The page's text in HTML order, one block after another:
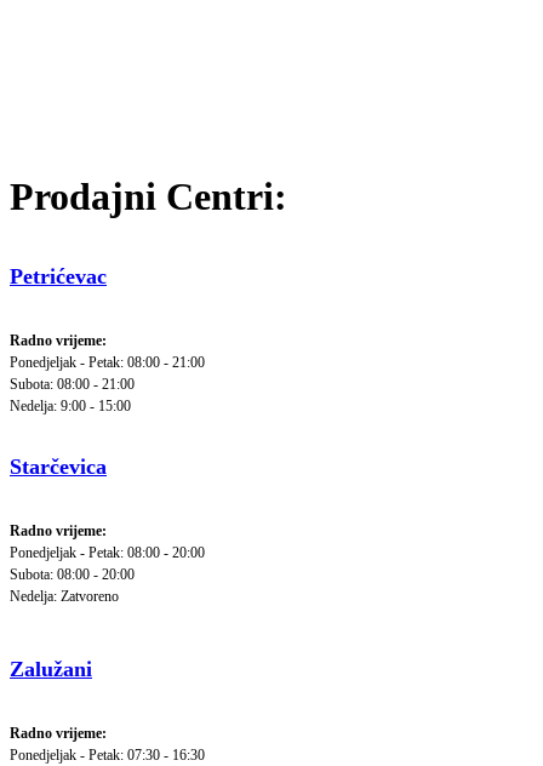
Prodajni Centri:
Petrićevac
Radno vrijeme:
Ponedjeljak - Petak: 08:00 - 21:00
Subota: 08:00 - 21:00
Nedelja: 9:00 - 15:00
Starčevica
Radno vrijeme:
Ponedjeljak - Petak: 08:00 - 20:00
Subota: 08:00 - 20:00
Nedelja: Zatvoreno
Zalužani
Radno vrijeme:
Ponedjeljak - Petak: 07:30 - 16:30